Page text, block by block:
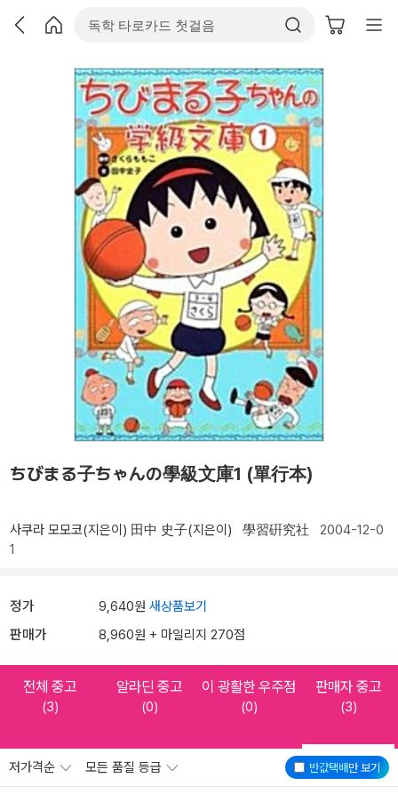
ちびまる子ちゃんの學級文庫1 (單行本)
사쿠라 모모코(지은이) 田中 史子(지은이) 學習硏究社 2004-12-0
1
정가 9,640원 새상품보기
판매가 8,960원 + 마일리지 270점
전체 중고
(3)
알라딘 중고
(0)
이 광활한 우주점
(0)
판매자 중고
(3)
반값택배만 보기
저가격순 모든 품질 등급